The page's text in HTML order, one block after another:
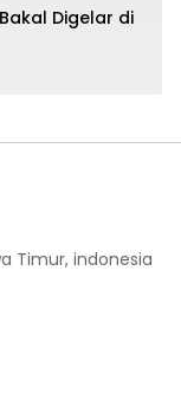
Digelar di
Timur, indonesia